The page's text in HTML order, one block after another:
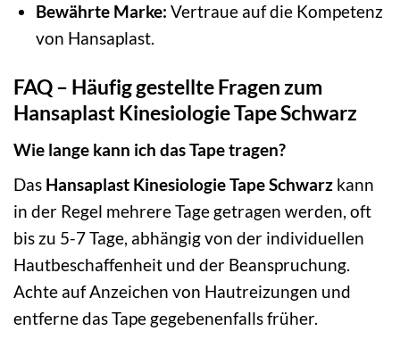
Bewährte Marke: Vertraue auf die Kompetenz
von Hansaplast.
FAQ – Häufig gestellte Fragen zum
Hansaplast Kinesiologie Tape Schwarz
Wie lange kann ich das Tape tragen?
Das Hansaplast Kinesiologie Tape Schwarz kann
in der Regel mehrere Tage getragen werden, oft
bis zu 5-7 Tage, abhängig von der individuellen
Hautbeschaffenheit und der Beanspruchung.
Achte auf Anzeichen von Hautreizungen und
entferne das Tape gegebenenfalls früher.